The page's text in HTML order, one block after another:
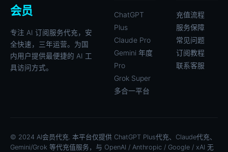
会员
专注 AI 订阅服务代充，安
全快速，三年运营。为国
内用户提供最便捷的 AI 工
具访问方式。
ChatGPT
Plus
Claude Pro
Gemini 年度
Pro
Grok Super
多合一平台
充值流程
服务保障
常见问题
订阅教程
联系客服
© 2024 AI会员代充. 本平台仅提供 ChatGPT Plus代充、Claude代充、
Gemini/Grok 等代充值服务，与 OpenAI / Anthropic / Google / xAI 无